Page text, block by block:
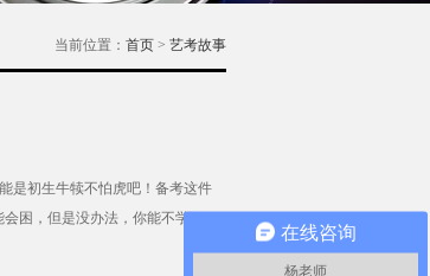
当前位置： 首页 > 艺考故事
是初生牛犊不怕虎吧！备考这件
困，但是没办法，你能不学
在线咨询
杨老师